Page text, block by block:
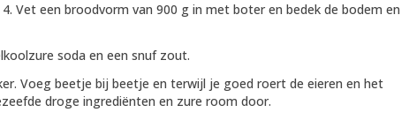
Vet een broodvorm van 900 g in met boter en bedek de bodem en
soda en een snuf zout.
Voeg beetje bij beetje en terwijl je goed roert de eieren en het
droge ingrediënten en zure room door.